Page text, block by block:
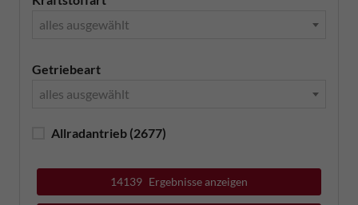
alles ausgewählt
Getriebeart
alles ausgewählt
Allradantrieb (2677)
14139 Ergebnisse anzeigen